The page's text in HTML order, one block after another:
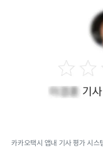
카카오택시 앱내 기사 평가 시